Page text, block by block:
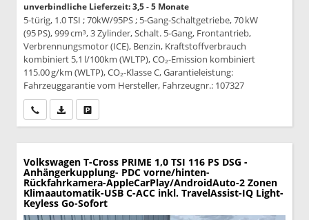
unverbindliche Lieferzeit: 3,5 - 5 Monate
5-türig, 1.0 TSI ; 70kW/95PS ; 5-Gang-Schaltgetriebe, 70 kW
(95 PS), 999 cm³, 3 Zylinder, Schalt. 5-Gang, Frontantrieb,
Verbrennungsmotor (ICE), Benzin, Kraftstoffverbrauch
kombiniert 5,1 l/100km (WLTP), CO₂-Emission kombiniert
115.00 g/km (WLTP), CO₂-Klasse C, Garantieleistung:
Fahrzeuggarantie vom Hersteller, Fahrzeugnr.: 107327
Wir rufen Sie anPDF-Datei, Fahrzeugexposé drucken
Volkswagen T-Cross PRIME 1,0 TSI 116 PS DSG -
Anhängerkupplung- PDC vorne/hinten-
Rückfahrkamera-AppleCarPlay/AndroidAuto-2 Zonen
Klimaautomatik-USB C-ACC inkl. TravelAssist-IQ Light-
Keyless Go-Sofort